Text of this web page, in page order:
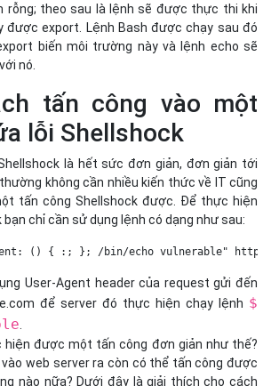
rỗng; theo sau là lệnh sẽ được thực thi khi
được export. Lệnh Bash được chạy sau đó
biến môi trường này và lệnh echo sẽ
nó.
tấn công vào một
lỗi Shellshock
là hết sức đơn giản, đơn giản tới
không cần nhiều kiến thức về IT cũng
tấn công Shellshock được. Để thực hiện
chỉ cần sử dụng lệnh có dạng như sau:
() { :; }; /bin/echo vulnerable" http://
User-Agent header của request gửi đến
để server đó thực hiện chạy lệnh $
được một tấn công đơn giản như thế?
web server ra còn có thể tấn công được
nào nữa? Dưới đây là giải thích cho cách